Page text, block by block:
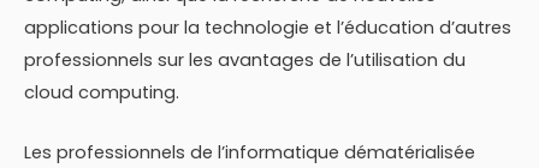
applications pour la technologie et l’éducation d’autres
professionnels sur les avantages de l’utilisation du
cloud computing.
Les professionnels de l’informatique dématérialisée